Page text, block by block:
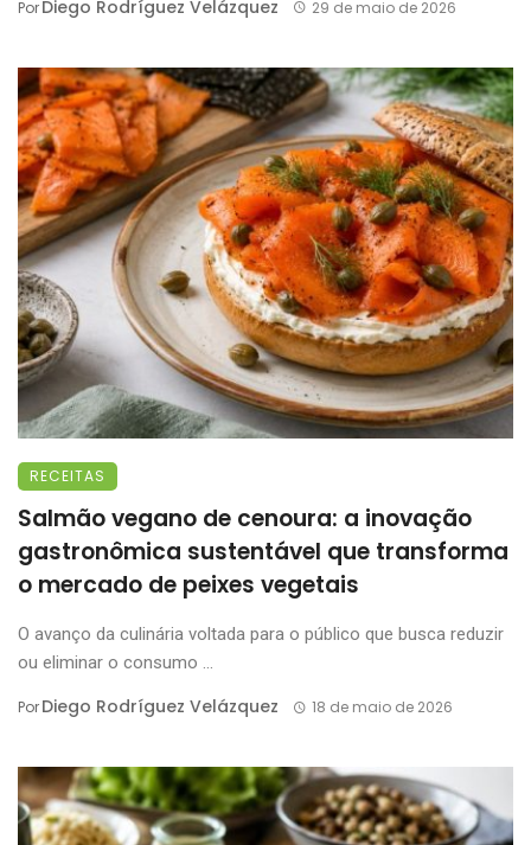
PorDiego Rodríguez Velázquez 29 de maio de 2026
RECEITAS
Salmão vegano de cenoura: a inovação
gastronômica sustentável que transforma
o mercado de peixes vegetais
O avanço da culinária voltada para o público que busca reduzir
ou eliminar o consumo ...
PorDiego Rodríguez Velázquez 18 de maio de 2026